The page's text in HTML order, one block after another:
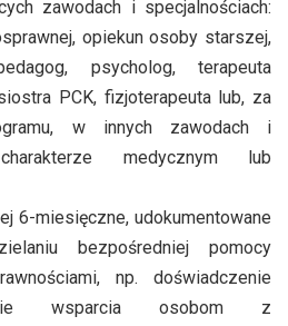
zawodach i specjalnościach:
opiekun osoby starszej,
psycholog, terapeuta
PCK, fizjoterapeuta lub, za
w innych zawodach i
medycznym lub
6-miesięczne, udokumentowane
bezpośredniej pomocy
np. doświadczenie
wsparcia osobom z